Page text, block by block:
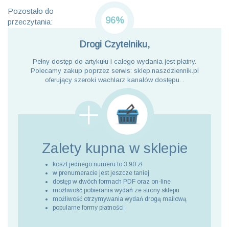
Pozostało do
przeczytania:
96%
Drogi Czytelniku,
Pełny dostęp do artykułu i całego wydania jest płatny.
Polecamy zakup poprzez serwis: sklep.naszdziennik.pl
oferujący szeroki wachlarz kanałów dostępu. .
Zalety kupna w sklepie
koszt jednego numeru to 3,90 zł
w prenumeracie jest jeszcze taniej
dostęp w dwóch formach PDF oraz on-line
możliwość pobierania wydań ze strony sklepu
możliwość otrzymywania wydań drogą mailową
popularne formy płatności